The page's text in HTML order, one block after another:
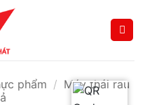
phẩm / Máy thái rau